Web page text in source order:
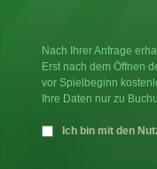
Nach Ihrer Anfrage
Erst nach dem Öffnen
vor Spielbeginn
Ihre Daten nur zu
Ich bin mit den